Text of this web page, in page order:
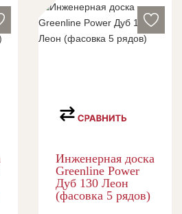
Инженерная доска
Greenline Power
Дуб 130 Леон
(фасовка 5 рядов)